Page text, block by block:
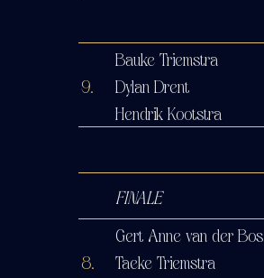
9.
Bauke Triemstra
Dylan Drent
Hendrik Kootstra
FINALE
8.
Gert Anne van der Bos
Taeke Triemstra